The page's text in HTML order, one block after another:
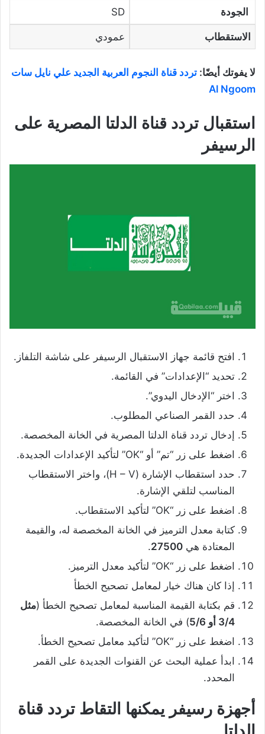
الجودة SD
الاستقطاب عمودي
لا يفوتك أيضًا: تردد قناة النجوم العربية الجديد علي نايل سات
Al Ngoom
استقبال تردد قناة الدلتا المصرية على
الرسيفر
افتح قائمة جهاز الاستقبال الرسيفر على شاشة التلفاز.
تحديد “الإعدادات” في القائمة.
اختر “الإدخال اليدوي”.
حدد القمر الصناعي المطلوب.
إدخال تردد قناة الدلتا المصرية في الخانة المخصصة.
اضغط على زر “تم” أو “OK” لتأكيد الإعدادات الجديدة.
حدد استقطاب الإشارة (H – V)، واختر الاستقطاب
المناسب لتلقي الإشارة.
اضغط على زر “OK” لتأكيد الاستقطاب.
كتابة معدل الترميز في الخانة المخصصة له، والقيمة
المعتادة هي 27500
.
اضغط على زر “OK” لتأكيد معدل الترميز.
إذا كان هناك خيار لمعامل تصحيح الخطأ
قم بكتابة القيمة المناسبة لمعامل تصحيح الخطأ (مثل
3/4 أو 5/6
) في الخانة المخصصة.
اضغط على زر “OK” لتأكيد معامل تصحيح الخطأ.
ابدأ عملية البحث عن القنوات الجديدة على القمر
المحدد.
أجهزة رسيفر يمكنها التقاط تردد قناة